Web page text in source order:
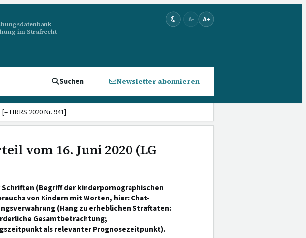
im Strafrecht
A- A+
Suchen Newsletter abonnieren
HRRS 2020 Nr. 941]
vom 16. Juni 2020 (LG
(Begriff der kinderpornographischen
von Kindern mit Worten, hier: Chat-
(Hang zu erheblichen Straftaten:
Gesamtbetrachtung;
als relevanter Prognosezeitpunkt).